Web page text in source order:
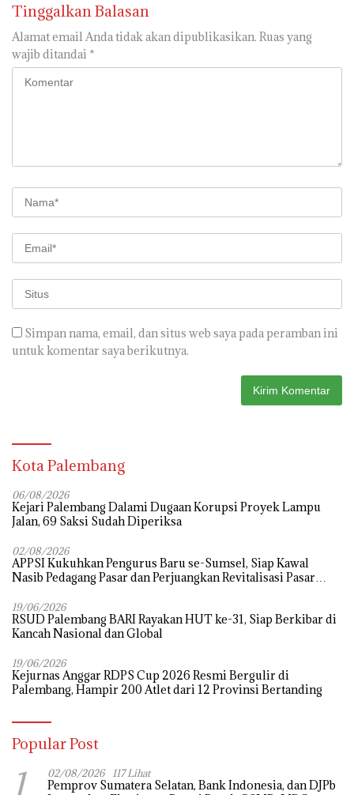
Tinggalkan Balasan
Alamat email Anda tidak akan dipublikasikan. Ruas yang
wajib ditandai *
Simpan nama, email, dan situs web saya pada peramban ini
untuk komentar saya berikutnya.
Kota Palembang
06/08/2026
Kejari Palembang Dalami Dugaan Korupsi Proyek Lampu
Jalan, 69 Saksi Sudah Diperiksa
02/08/2026
APPSI Kukuhkan Pengurus Baru se-Sumsel, Siap Kawal
Nasib Pedagang Pasar dan Perjuangkan Revitalisasi Pasar
19/06/2026
RSUD Palembang BARI Rayakan HUT ke-31, Siap Berkibar di
Kancah Nasional dan Global
19/06/2026
Kejurnas Anggar RDPS Cup 2026 Resmi Bergulir di
Palembang, Hampir 200 Atlet dari 12 Provinsi Bertanding
Popular Post
1 02/08/2026 117 Lihat
Pemprov Sumatera Selatan, Bank Indonesia, dan DJPb